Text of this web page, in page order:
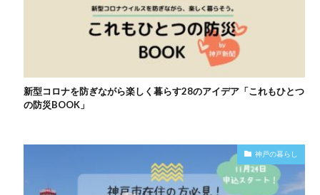
新型コロナを防ぎながら楽しく暮らす28のアイデア「これもひとつ
の防災BOOK」
神戸の暮らし